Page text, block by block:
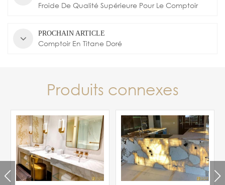
Froide De Qualité Supérieure Pour Le Comptoir
PROCHAIN ARTICLE
Comptoir En Titane Doré
Produits connexes